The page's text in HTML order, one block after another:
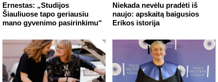
Ernestas: „Studijos
Šiauliuose tapo geriausiu
mano gyvenimo pasirinkimu“
Niekada nevėlu pradėti iš
naujo: apskaitą baigusios
Erikos istorija